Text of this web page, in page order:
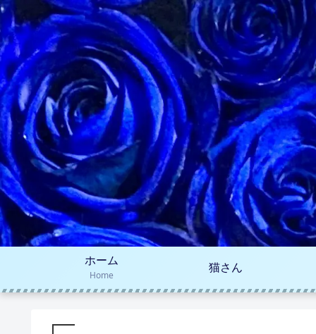
ホーム
Home
猫さん